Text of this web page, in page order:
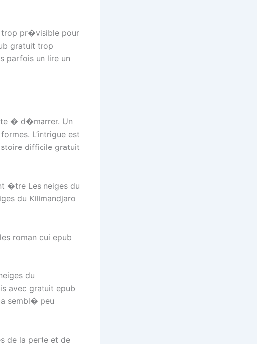
pr�visible pour
gratuit trop
parfois un lire un
� d�marrer. Un
L’intrigue est
difficile gratuit
�tre Les neiges du
du Kilimandjaro
roman qui epub
du
avec gratuit epub
sembl� peu
de la perte et de